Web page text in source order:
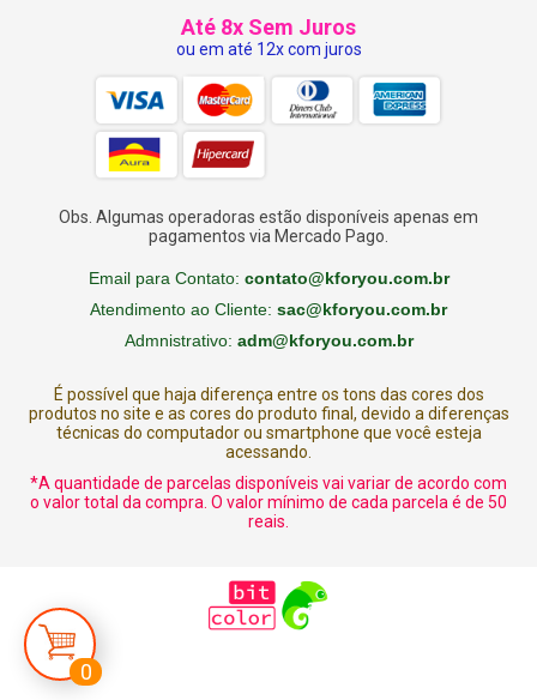
0
Até 8x Sem Juros
ou em até 12x com juros
Obs. Algumas operadoras estão disponíveis apenas em
pagamentos via Mercado Pago.
Email para Contato: contato@kforyou.com.br
Atendimento ao Cliente: sac@kforyou.com.br
Admnistrativo: adm@kforyou.com.br
É possível que haja diferença entre os tons das cores dos
produtos no site e as cores do produto final, devido a diferenças
técnicas do computador ou smartphone que você esteja
acessando.
*A quantidade de parcelas disponíveis vai variar de acordo com
o valor total da compra. O valor mínimo de cada parcela é de 50
reais.